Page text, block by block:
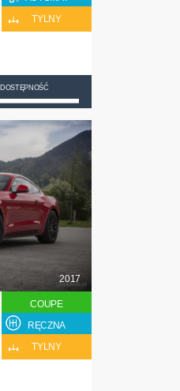
TYLNY
DOSTĘPNOŚĆ
2017
COUPE
RĘCZNA
TYLNY